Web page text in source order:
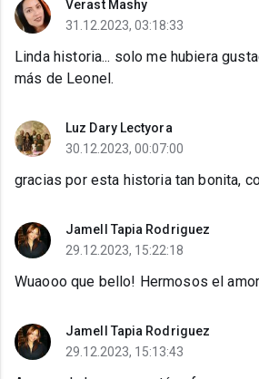
Verast Mashy
31.12.2023, 03:18:33
Linda historia... solo me hubiera
más de Leonel.
Luz Dary Lectyora
30.12.2023, 00:07:00
gracias por esta historia tan bonita,
Jamell Tapia Rodriguez
29.12.2023, 15:22:18
Wuaooo que bello! Hermosos el
Jamell Tapia Rodriguez
29.12.2023, 15:13:43